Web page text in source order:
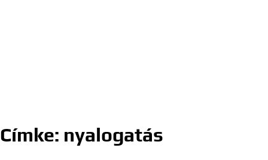
Címke: nyalogatás